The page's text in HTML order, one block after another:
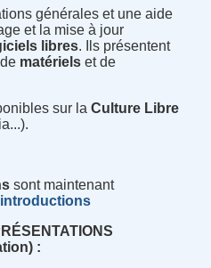
générales et une aide
et la mise à jour
libres. Ils présentent
matérielset de
sur la Culture Libre
sont maintenant
introductions
: